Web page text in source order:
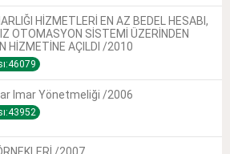
HİZMETLERİ EN AZ BEDEL HESABI,
OTOMASYON SİSTEMİ ÜZERİNDEN
HİZMETİNE AÇILDI /2010
Imar Yönetmeliği /2006